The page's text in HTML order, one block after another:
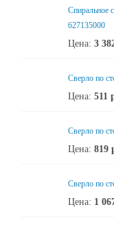
Спиральное
627135000
Цена: 3
Сверло по
Цена: 511
Сверло по
Цена: 819
Сверло по
Цена: 1